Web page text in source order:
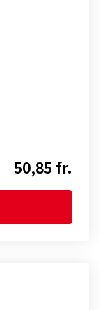
50,85 fr.